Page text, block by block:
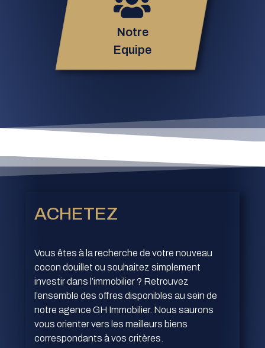
Notre
Equipe
ACHETEZ
Vous êtes à la recherche de votre nouveau
cocon douillet ou souhaitez simplement
investir dans l’immobilier ? Retrouvez
l’ensemble des offres disponibles au sein de
notre agence GH Immobilier. Nous saurons
vous orienter vers les meilleurs biens
correspondants à vos critères.